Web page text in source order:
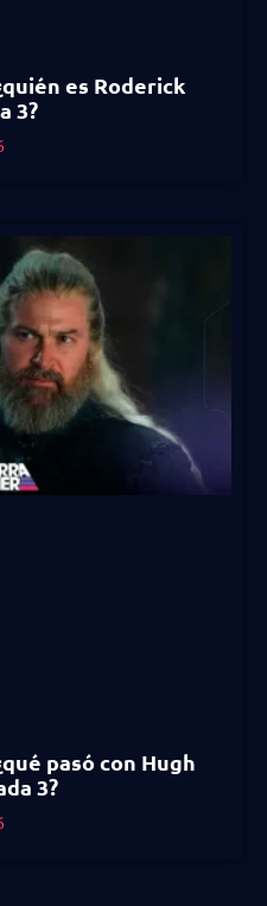
es Roderick
3?
pasó con Hugh
3?